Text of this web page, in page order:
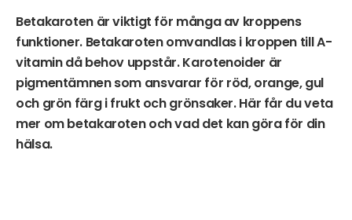
Betakaroten är viktigt för många av kroppens
funktioner. Betakaroten omvandlas i kroppen till A-
vitamin då behov uppstår. Karotenoider är
pigmentämnen som ansvarar för röd, orange, gul
och grön färg i frukt och grönsaker. Här får du veta
mer om betakaroten och vad det kan göra för din
hälsa.